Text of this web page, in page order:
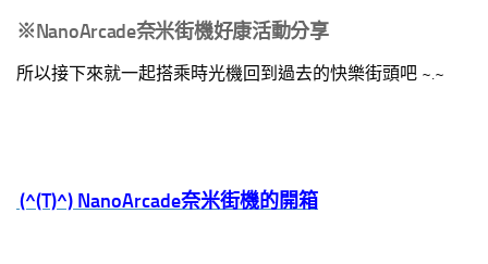
※NanoArcade奈米街機好康活動分享
所以接下來就一起搭乘時光機回到過去的快樂街頭吧 ~.~
(^(T)^) NanoArcade奈米街機的開箱